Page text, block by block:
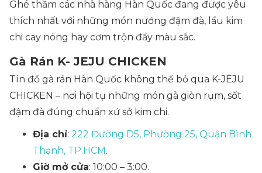
Ghé thăm các nhà hàng Hàn Quốc đang được yêu
thích nhất với những món nướng đậm đà, lẩu kim
chi cay nóng hay cơm trộn đầy màu sắc.
Gà Rán K- JEJU CHICKEN
Tín đồ gà rán Hàn Quốc không thể bỏ qua K-JEJU
CHICKEN – nơi hội tụ những món gà giòn rụm, sốt
đậm đà đúng chuẩn xứ sở kim chi.
Địa chỉ: 222 Đường D5, Phường 25, Quận Bình
Thạnh, TP.HCM.
Giờ mở cửa: 10:00 – 3:00.